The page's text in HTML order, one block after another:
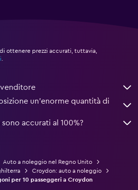
ottenere prezzi accurati, tuttavia,
.
un’enorme quantità di
accurati al 100%?
Auto a noleggio nel Regno Unito
Croydon: auto a noleggio
per 10 passeggeri a Croydon